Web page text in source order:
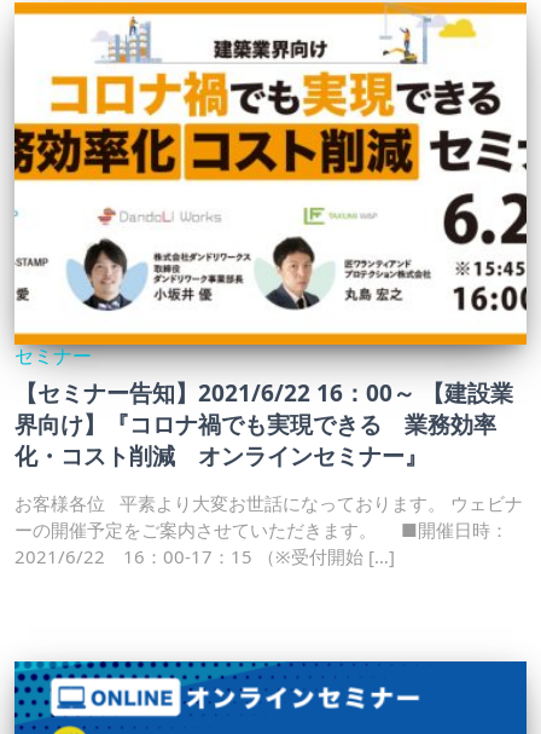
セミナー
【セミナー告知】2021/6/22 16：00～ 【建設業
界向け】『コロナ禍でも実現できる 業務効率
化・コスト削減 オンラインセミナー』
お客様各位 平素より大変お世話になっております。 ウェビナ
ーの開催予定をご案内させていただきます。 ■開催日時：
2021/6/22 16：00-17：15 （※受付開始 […]